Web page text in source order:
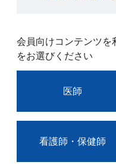
会員向けコンテンツを
をお選びください
医師
看護師・保健師